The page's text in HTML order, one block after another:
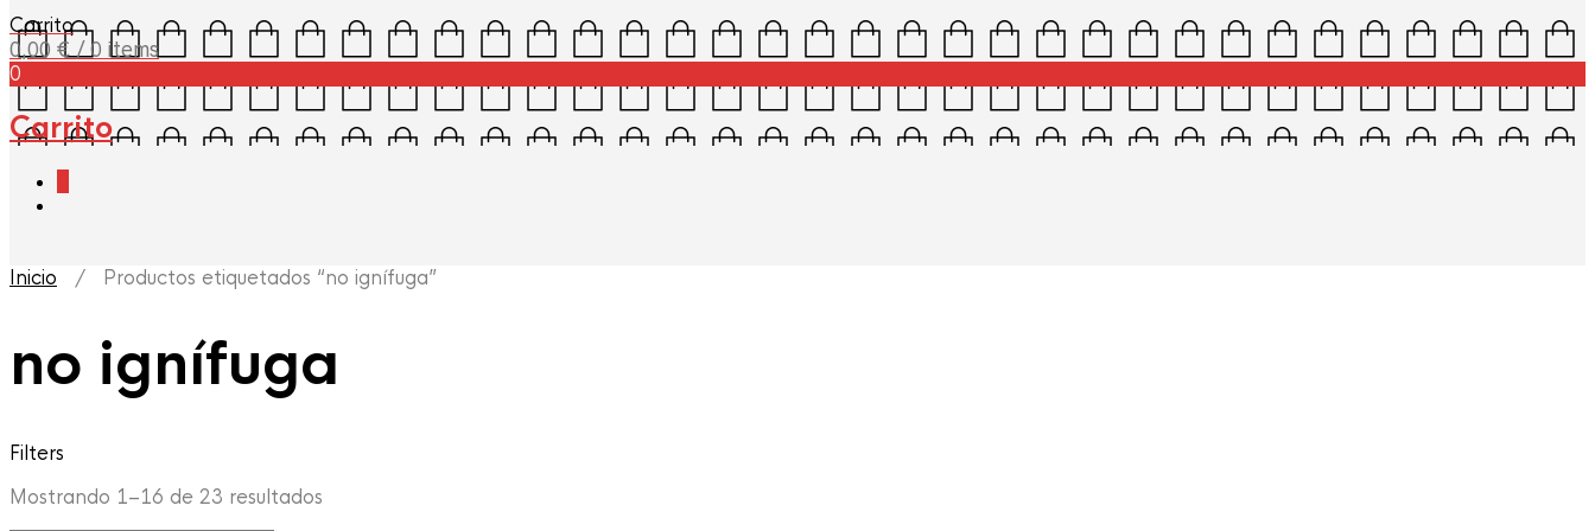
Carrito
0,00 € / 0 items
0
Carrito
Inicio / Productos etiquetados “no ignífuga”
no ignífuga
Filters
Mostrando 1–16 de 23 resultados